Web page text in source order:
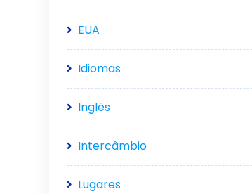
EUA
Idiomas
Inglês
Intercâmbio
Lugares